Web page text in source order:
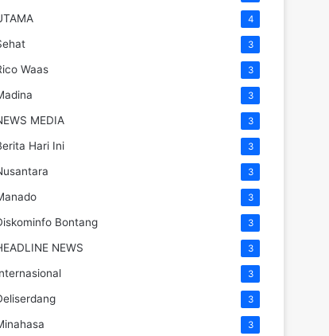
4
3
Waas 3
3
MEDIA 3
Hari Ini 3
3
3
Bontang 3
NEWS 3
3
3
3